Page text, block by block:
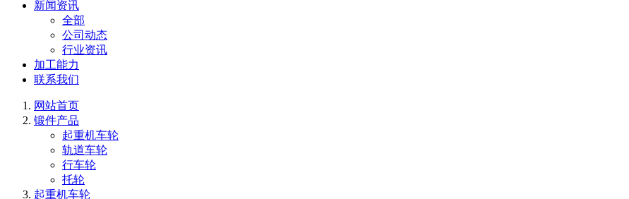
新闻资讯
全部
公司动态
行业资讯
加工能力
联系我们
网站首页
锻件产品
起重机车轮
轨道车轮
行车轮
托轮
起重机车轮